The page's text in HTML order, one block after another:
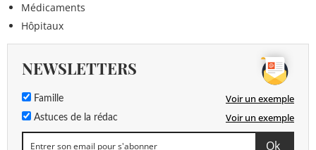
Médicaments
Hôpitaux
NEWSLETTERS
Famille Voir un exemple
Astuces de la rédac Voir un exemple